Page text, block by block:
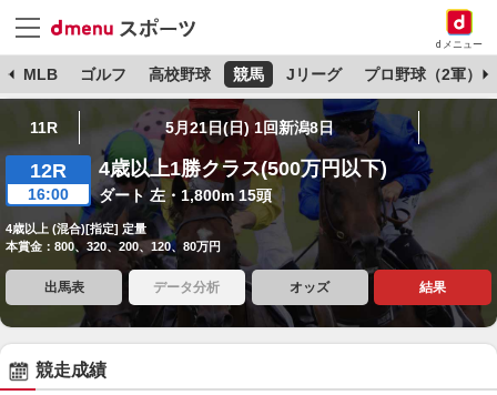
dメニュー
MLB ゴルフ 高校野球 競馬 Jリーグ プロ野球（2軍）
11R 5月21日(日) 1回新潟8日
12R
16:00
4歳以上1勝クラス(500万円以下)
ダート 左・1,800m 15頭
4歳以上 (混合)[指定] 定量
本賞金：800、320、200、120、80万円
出馬表 データ分析 オッズ 結果
競走成績